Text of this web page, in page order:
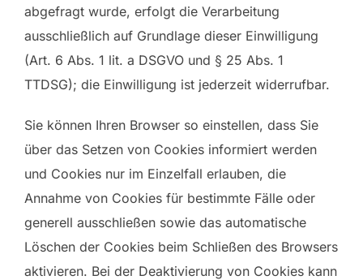
abgefragt wurde, erfolgt die Verarbeitung
ausschließlich auf Grundlage dieser Einwilligung
(Art. 6 Abs. 1 lit. a DSGVO und § 25 Abs. 1
TTDSG); die Einwilligung ist jederzeit widerrufbar.
Sie können Ihren Browser so einstellen, dass Sie
über das Setzen von Cookies informiert werden
und Cookies nur im Einzelfall erlauben, die
Annahme von Cookies für bestimmte Fälle oder
generell ausschließen sowie das automatische
Löschen der Cookies beim Schließen des Browsers
aktivieren. Bei der Deaktivierung von Cookies kann